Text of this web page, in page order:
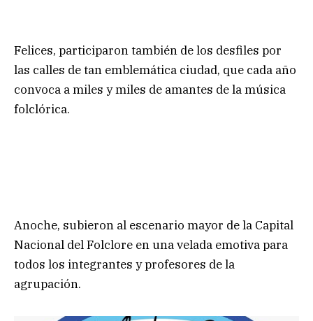
Felices, participaron también de los desfiles por
las calles de tan emblemática ciudad, que cada año
convoca a miles y miles de amantes de la música
folclórica.
Anoche, subieron al escenario mayor de la Capital
Nacional del Folclore en una velada emotiva para
todos los integrantes y profesores de la
agrupación.